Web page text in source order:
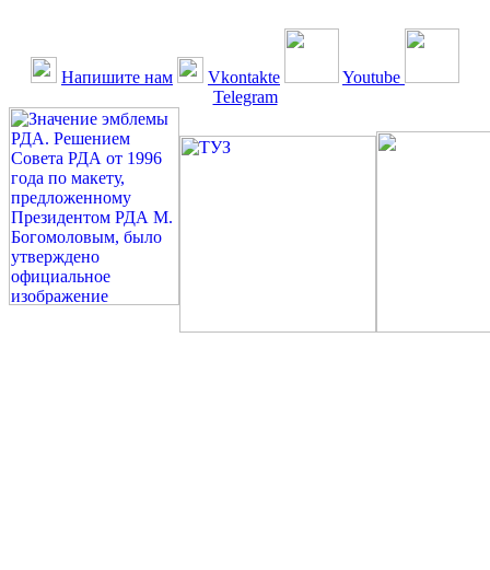
Напишите нам Vkontakte
Youtube
Telegram